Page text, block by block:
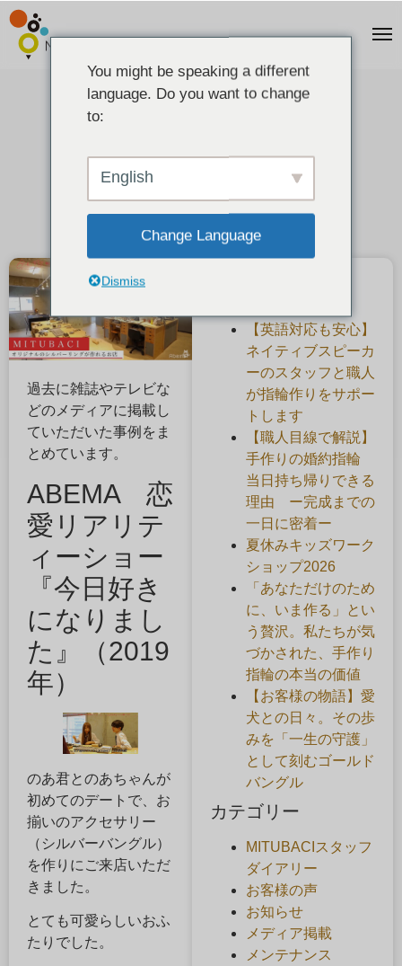
【過去のメディア掲載】
過去に雑誌やテレビな
どのメディアに掲載し
ていただいた事例をま
とめています。
ABEMA 恋
愛リアリテ
ィーショー
『今日好き
になりまし
た』（2019
年）
のあ君とのあちゃんが
初めてのデートで、お
揃いのアクセサリー
（シルバーバングル）
を作りにご来店いただ
きました。
とても可愛らしいおふ
たりでした。
【英語対応も安心】
ネイティブスピーカ
ーのスタッフと職人
が指輪作りをサポー
トします
【職人目線で解説】
手作りの婚約指輪
当日持ち帰りできる
理由 ー完成までの
一日に密着ー
夏休みキッズワーク
ショップ2026
「あなただけのため
に、いま作る」とい
う贅沢。私たちが気
づかされた、手作り
指輪の本当の価値
【お客様の物語】愛
犬との日々。その歩
みを「一生の守護」
として刻むゴールド
バングル
カテゴリー
MITUBACIスタッフ
ダイアリー
お客様の声
お知らせ
メディア掲載
メンテナンス
You might be speaking a different
language. Do you want to change
to:
English
Change Language
Dismiss